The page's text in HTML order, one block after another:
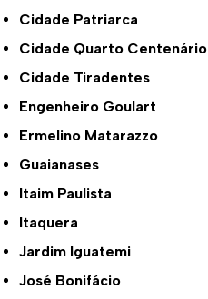
Cidade Patriarca
Cidade Quarto Centenário
Cidade Tiradentes
Engenheiro Goulart
Ermelino Matarazzo
Guaianases
Itaim Paulista
Itaquera
Jardim Iguatemi
José Bonifácio